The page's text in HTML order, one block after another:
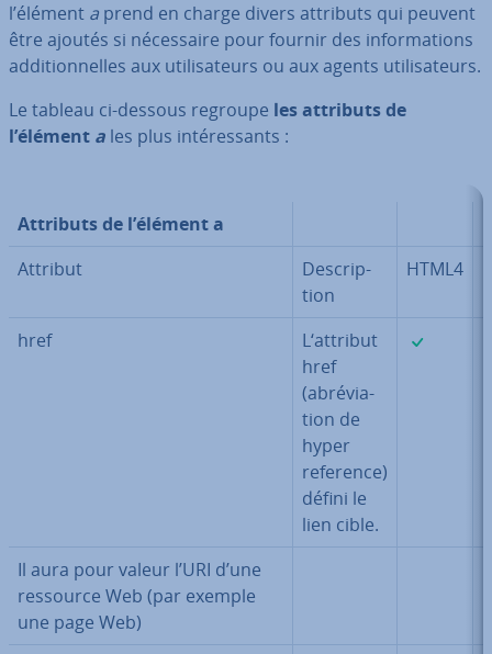
l’élément a prend en charge divers attributs qui peuvent
être ajoutés si né­ces­saire pour fournir des in­for­ma­tions
ad­di­tion­nelles aux uti­li­sa­teurs ou aux agents uti­li­sa­teurs.
Le tableau ci-dessous regroupe les attributs de
l’élément a les plus in­té­res­sants :
Attributs de l’élément a
Attribut
Des­crip­
tion
HTML4
href
L‘attribut
href
(abré­via­
tion de
hyper
reference)
défini le
lien cible.
Il aura pour valeur l’URI d’une
ressource Web (par exemple
une page Web)